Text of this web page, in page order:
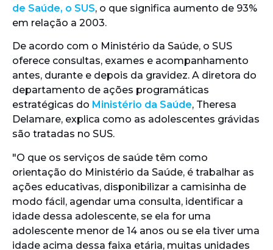
de Saúde, o SUS, o que significa aumento de 93%
em relação a 2003.
De acordo com o Ministério da Saúde, o SUS
oferece consultas, exames e acompanhamento
antes, durante e depois da gravidez. A diretora do
departamento de ações programáticas
estratégicas do Ministério da Saúde, Theresa
Delamare, explica como as adolescentes grávidas
são tratadas no SUS.
"O que os serviços de saúde têm como
orientação do Ministério da Saúde, é trabalhar as
ações educativas, disponibilizar a camisinha de
modo fácil, agendar uma consulta, identificar a
idade dessa adolescente, se ela for uma
adolescente menor de 14 anos ou se ela tiver uma
idade acima dessa faixa etária, muitas unidades